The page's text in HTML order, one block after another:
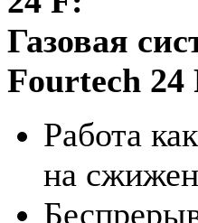
Газовая
Fourtech 24
Работа
на